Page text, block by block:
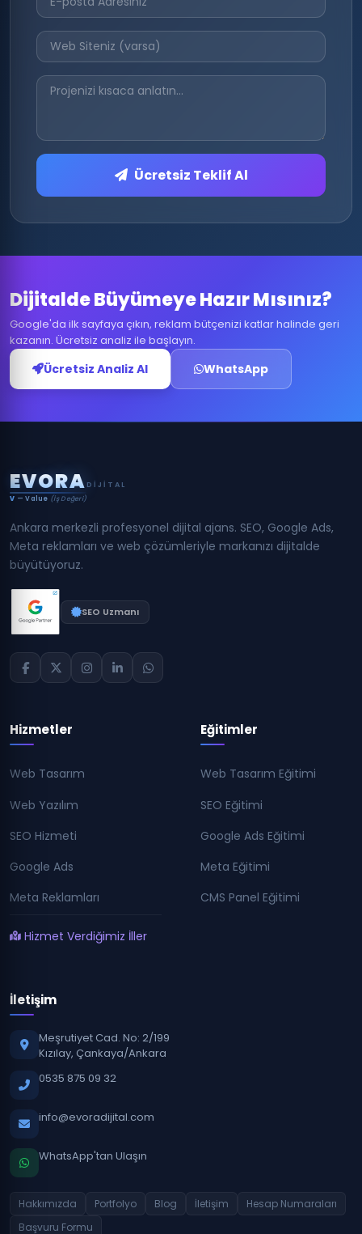
Ücretsiz Teklif Al
Dijitalde Büyümeye Hazır Mısınız?
Google'da ilk sayfaya çıkın, reklam bütçenizi katlar halinde geri
kazanın. Ücretsiz analiz ile başlayın.
Ücretsiz Analiz Al WhatsApp
EVORA DIJITAL
V — Value (İş Değeri)
Ankara merkezli profesyonel dijital ajans. SEO, Google Ads,
Meta reklamları ve web çözümleriyle markanızı dijitalde
büyütüyoruz.
SEO Uzmanı
Hizmetler
Web Tasarım
Web Yazılım
SEO Hizmeti
Google Ads
Meta Reklamları
Hizmet Verdiğimiz İller
Eğitimler
Web Tasarım Eğitimi
SEO Eğitimi
Google Ads Eğitimi
Meta Eğitimi
CMS Panel Eğitimi
İletişim
Meşrutiyet Cad. No: 2/199
Kızılay, Çankaya/Ankara
0535 875 09 32
info@evoradijital.com
WhatsApp'tan Ulaşın
Hakkımızda Portfolyo Blog İletişim
Hesap Numaraları
Başvuru Formu